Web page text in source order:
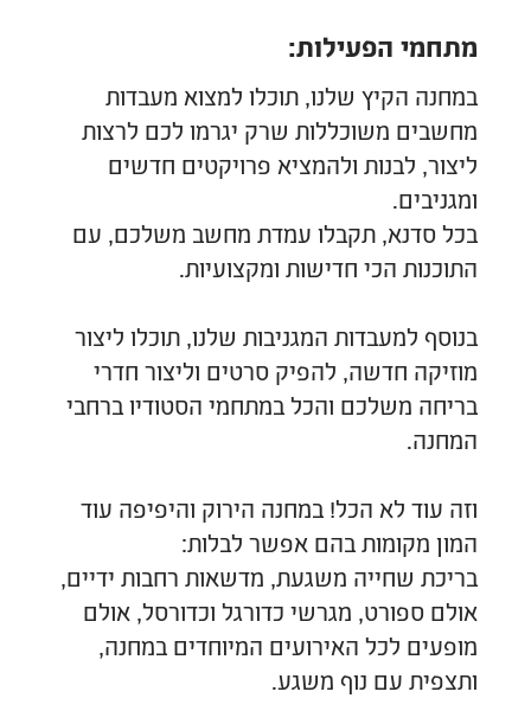
מתחמי הפעילות:
במחנה הקיץ שלנו, תוכלו למצוא מעבדות
מחשבים משוכללות שרק יגרמו לכם לרצות
ליצור, לבנות ולהמציא פרויקטים חדשים
ומגניבים.
בכל סדנא, תקבלו עמדת מחשב משלכם, עם
התוכנות הכי חדישות ומקצועיות.
בנוסף למעבדות המגניבות שלנו, תוכלו ליצור
מוזיקה חדשה, להפיק סרטים וליצור חדרי
בריחה משלכם והכל במתחמי הסטודיו ברחבי
המחנה.
וזה עוד לא הכל! במחנה הירוק והיפיפה עוד
המון מקומות בהם אפשר לבלות:
בריכת שחייה משגעת, מדשאות רחבות ידיים,
אולם ספורט, מגרשי כדורגל וכדורסל, אולם
מופעים לכל האירועים המיוחדים במחנה,
ותצפית עם נוף משגע.